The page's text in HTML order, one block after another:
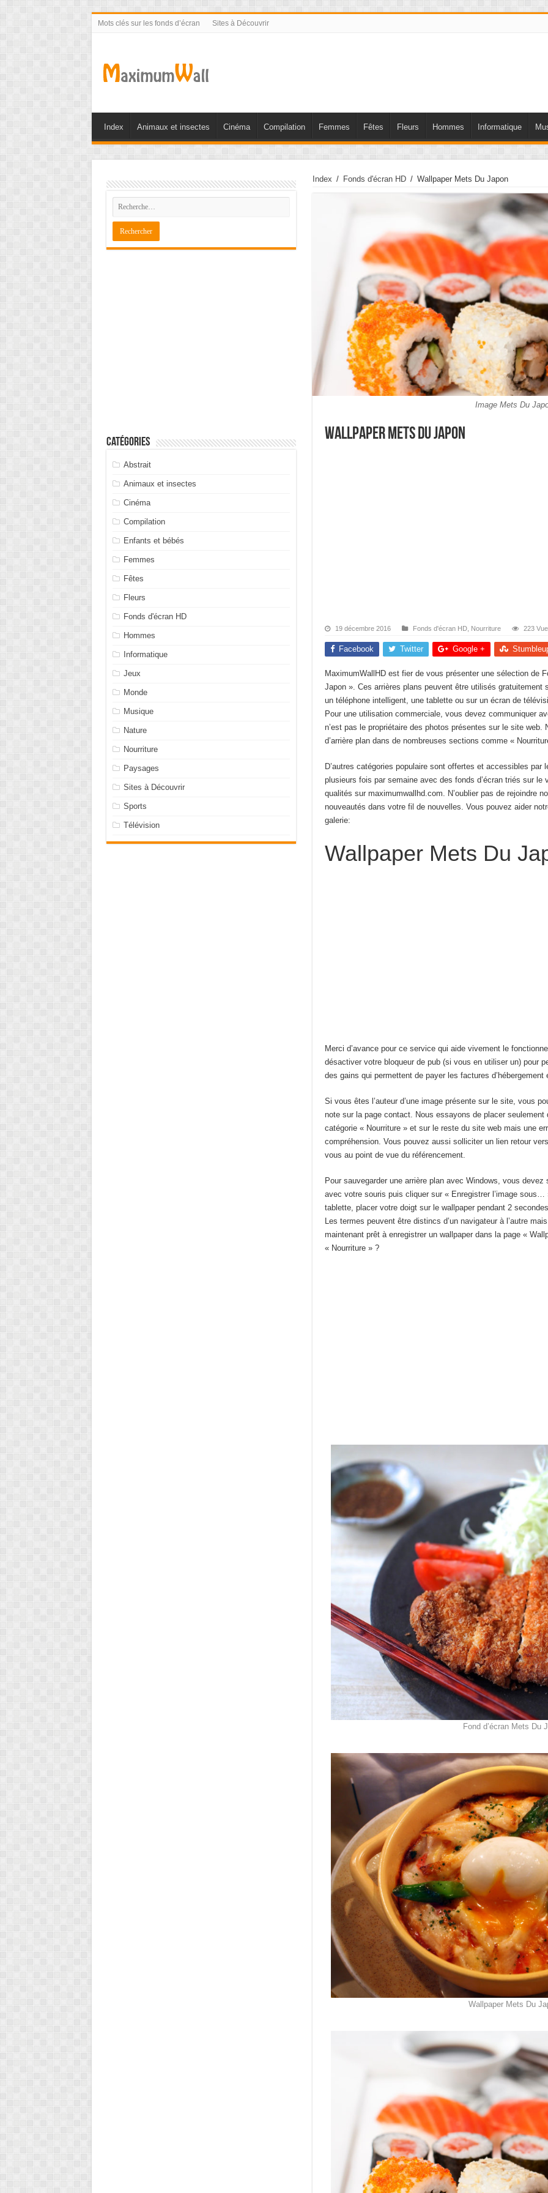
Mots clés sur les fonds d’écran Sites à Découvrir
Index Animaux et insectes Cinéma Compilation Femmes Fêtes Fleurs Hommes Informatique
Index / Fonds d'écran HD / Wallpaper Mets Du Japon
Image Mets Du
Wallpaper Mets Du Japon
19 décembre 2016 Fonds d'écran HD, Nourriture 223
Facebook Twitter Google +
MaximumWallHD est fier de vous présenter une sélection de
Japon ». Ces arrières plans peuvent être utilisés gratuitement
un téléphone intelligent, une tablette ou sur un écran de
Pour une utilisation commerciale, vous devez communiquer
n’est pas le propriétaire des photos présentes sur le site web.
d’arrière plan dans de nombreuses sections comme «
D’autres catégories populaire sont offertes et accessibles
plusieurs fois par semaine avec des fonds d’écran triés sur
qualités sur maximumwallhd.com. N’oublier pas de rejoindre
nouveautés dans votre fil de nouvelles. Vous pouvez aider
galerie:
Wallpaper Mets Du
Merci d’avance pour ce service qui aide vivement le
désactiver votre bloqueur de pub (si vous en utiliser un) pour
des gains qui permettent de payer les factures d’hébergement
Si vous êtes l’auteur d’une image présente sur le site, vous
note sur la page contact. Nous essayons de placer seulement
catégorie « Nourriture » et sur le reste du site web mais une
compréhension. Vous pouvez aussi solliciter un lien retour
vous au point de vue du référencement.
Pour sauvegarder une arrière plan avec Windows, vous
avec votre souris puis cliquer sur « Enregistrer l’image
tablette, placer votre doigt sur le wallpaper pendant 2
Les termes peuvent être distincs d’un navigateur à l’autre
maintenant prêt à enregistrer un wallpaper dans la page «
« Nourriture » ?
Fond d’écran Mets Du
Wallpaper Mets Du
Catégories
Abstrait
Animaux et insectes
Cinéma
Compilation
Enfants et bébés
Femmes
Fêtes
Fleurs
Fonds d'écran HD
Hommes
Informatique
Jeux
Monde
Musique
Nature
Nourriture
Paysages
Sites à Découvrir
Sports
Télévision